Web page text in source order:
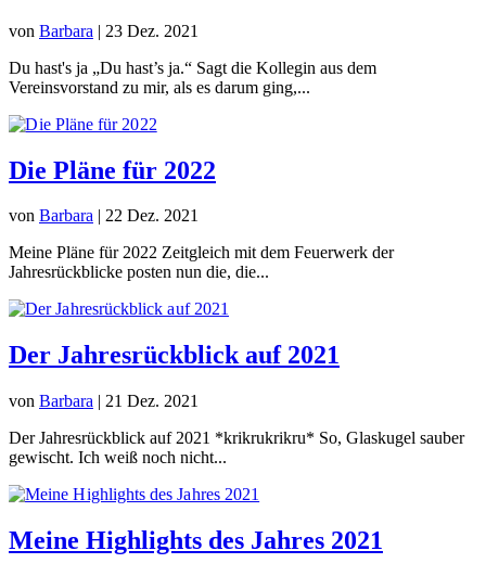
von Barbara | 23 Dez. 2021
Du hast's ja „Du hast’s ja.“ Sagt die Kollegin aus dem
Vereinsvorstand zu mir, als es darum ging,...
Die Pläne für 2022
von Barbara
22 Dez. 2021
Meine Pläne für 2022 Zeitgleich mit dem Feuerwerk der
Jahresrückblicke posten nun die, die...
Der Jahresrückblick auf 2021
von Barbara | 21 Dez. 2021
Der Jahresrückblick auf 2021 *krikrukrikru* So, Glaskugel sauber
gewischt. Ich weiß noch nicht...
Meine Highlights des Jahres 2021